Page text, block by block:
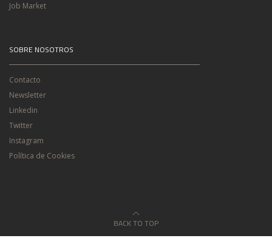
Job Market
SOBRE NOSOTROS
Contacto
Newsletter
Linkedin
Twitter
Instagram
Política de Cookies
BACK TO TOP